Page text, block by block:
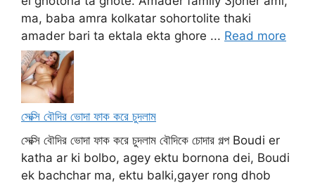
ma, baba amra kolkatar sohortolite thaki
amader bari ta ektala ekta ghore ... Read more
সেক্সি বৌদির ভোদা ফাক করে চুদলাম
সেক্সি বৌদির ভোদা ফাক করে চুদলাম বৌদিকে চোদার গল্প Boudi er
katha ar ki bolbo, agey ektu bornona dei, Boudi
ek bachchar ma, ektu balki,gayer rong dhob